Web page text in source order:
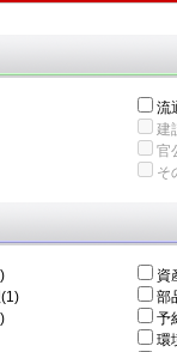
流
建
官
そ
資
部
予
環